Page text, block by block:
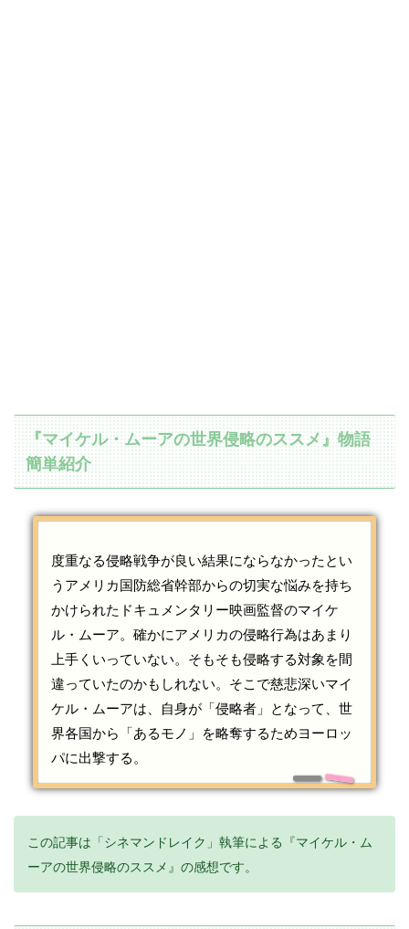
『マイケル・ムーアの世界侵略のススメ』物語
簡単紹介
度重なる侵略戦争が良い結果にならなかったとい
うアメリカ国防総省幹部からの切実な悩みを持ち
かけられたドキュメンタリー映画監督のマイケ
ル・ムーア。確かにアメリカの侵略行為はあまり
上手くいっていない。そもそも侵略する対象を間
違っていたのかもしれない。そこで慈悲深いマイ
ケル・ムーアは、自身が「侵略者」となって、世
界各国から「あるモノ」を略奪するためヨーロッ
パに出撃する。
この記事は「シネマンドレイク」執筆による『マイケル・ム
ーアの世界侵略のススメ』の感想です。